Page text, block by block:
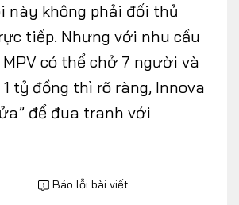
này không phải đối thủ
tiếp. Nhưng với nhu cầu
có thể chở 7 người và
tỷ đồng thì rõ ràng, Innova
để đua tranh với
Báo lỗi bài viết